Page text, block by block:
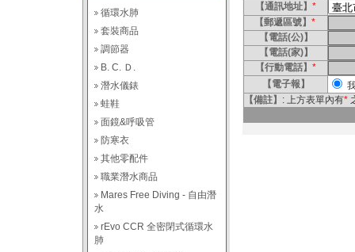
循環水肺
套裝商品
調節器
B. C. Ｄ.
潛水儀錶
蛙鞋
面鏡&呼吸管
防寒衣
其他零配件
職業潛水商品
Mares Free Diving - 自由潛
水
rEvo CCR 全密閉式循環水
肺
【通訊地址】 *
【郵遞區號】 *
【電話(公)】
【電話(家)】
【行動電話】 *
【電子報】
【備註】 : 上方表單內有*